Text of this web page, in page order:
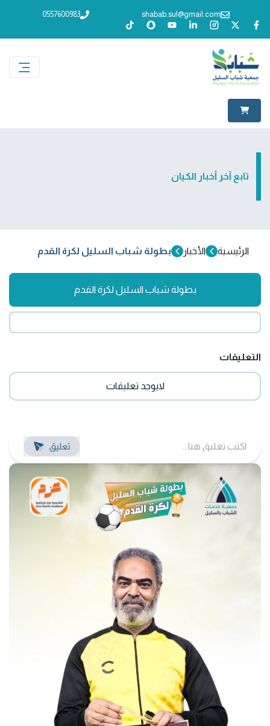
shabab.sul@gmail.com
0557600983
تابع آخر أخبار الكيان
الرئيسية الأخبار بطولة شباب السليل لكرة القدم
بطولة شباب السليل لكرة القدم
التعليقات
لايوجد تعليقات